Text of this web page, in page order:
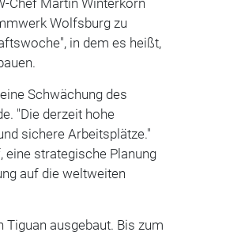
Chef Martin Winterkorn
Wolfsburg zu
in dem es heißt,
Schwächung des
"Die derzeit hohe
sichere Arbeitsplätze."
strategische Planung
auf die weltweiten
Tiguan ausgebaut. Bis zum